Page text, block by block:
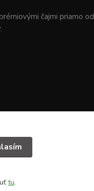
čajmi priamo od
tu.